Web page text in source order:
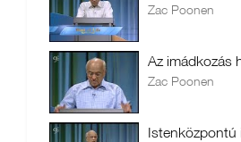
Zac Poonen
Az imádkozás
Zac Poonen
Istenközpontú